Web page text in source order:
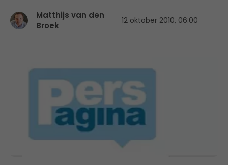
Matthijs van den
Broek
12 oktober 2010, 06:00